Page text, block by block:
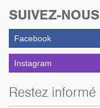
SUIVEZ-NOUS
Facebook
Instagram
Restez informé